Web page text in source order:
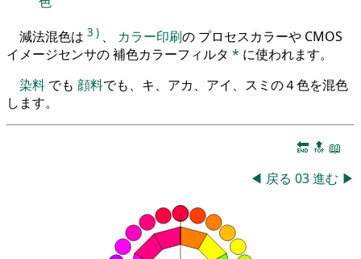
減法混色は 3 ) 、 カラー印刷の プロセスカラーや CMOS
イメージセンサの 補色カラーフィルタ * に使われます。
染料 でも 顔料でも、キ、アカ、アイ、スミの４色を混色
します。
🔚 🔝 📖
◀ 戻る 03進む ▶